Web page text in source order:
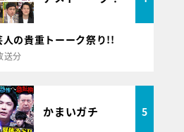
人の貴重トーーク祭り!!
送分
かまいガチ 5